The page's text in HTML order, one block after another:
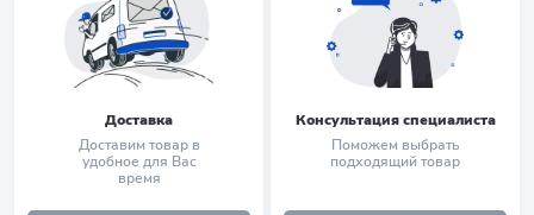
Доставка
Доставим товар в
удобное для Вас
время
Консультация специалиста
Поможем выбрать
подходящий товар